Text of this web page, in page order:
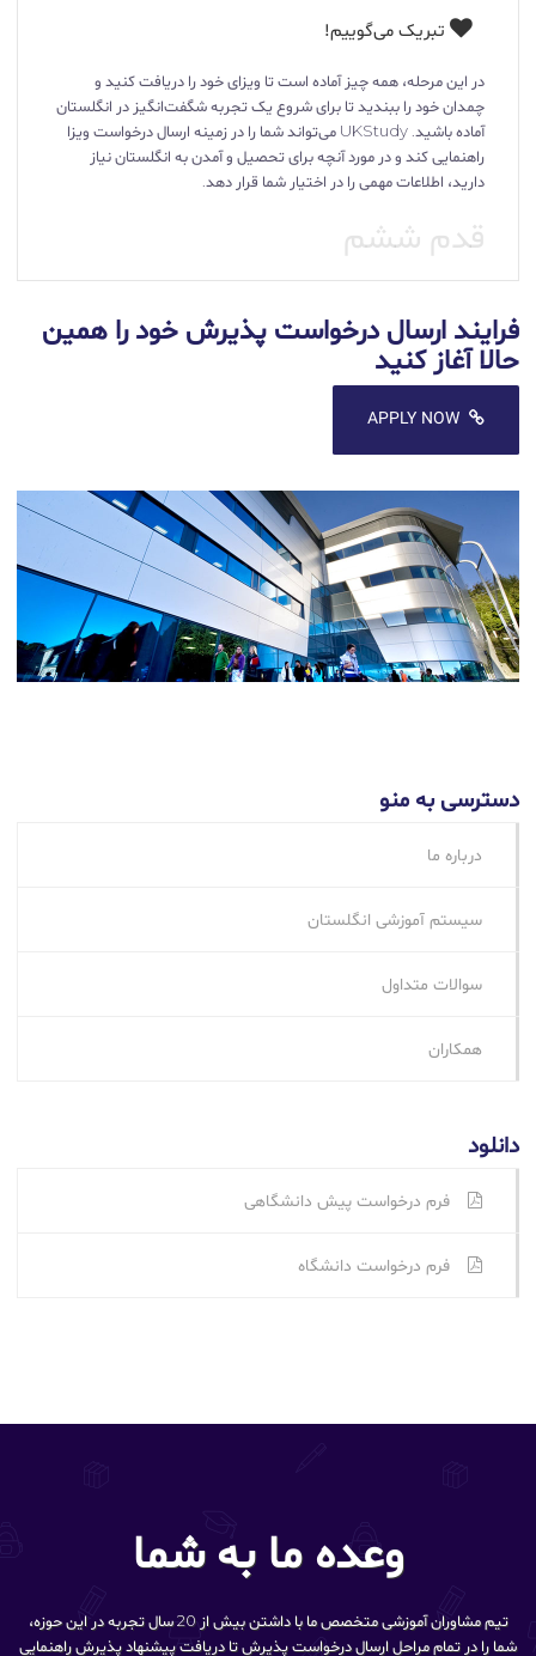
تبریک می‌گوییم!
در این مرحله، همه چیز آماده است تا ویزای خود را دریافت کنید و
چمدان خود را ببندید تا برای شروع یک تجربه شگفت‌انگیز در انگلستان
آماده باشید. UKStudy می‌تواند شما را در زمینه ارسال درخواست ویزا
راهنمایی کند و در مورد آنچه برای تحصیل و آمدن به انگلستان نیاز
دارید، اطلاعات مهمی را در اختیار شما قرار دهد.
قدم ششم
فرایند ارسال درخواست پذیرش خود را همین
حالا آغاز کنید
APPLY NOW
دسترسی به منو
درباره ما
سیستم آموزشی انگلستان
سوالات متداول
همکاران
دانلود
فرم درخواست پیش دانشگاهی
فرم درخواست دانشگاه
وعده ما به شما
تیم مشاوران آموزشی متخصص ما با داشتن بیش از 20 سال تجربه در این حوزه،
شما را در تمام مراحل ارسال درخواست پذیرش تا دریافت پیشنهاد پذیرش راهنمایی